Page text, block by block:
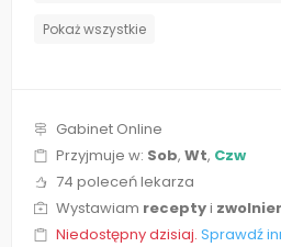
Pokaż wszystkie
Gabinet Online
Przyjmuje w: Sob, Wt, Czw
74 poleceń lekarza
Wystawiam receptyi
Niedostępny dzisiaj. Sprawdź